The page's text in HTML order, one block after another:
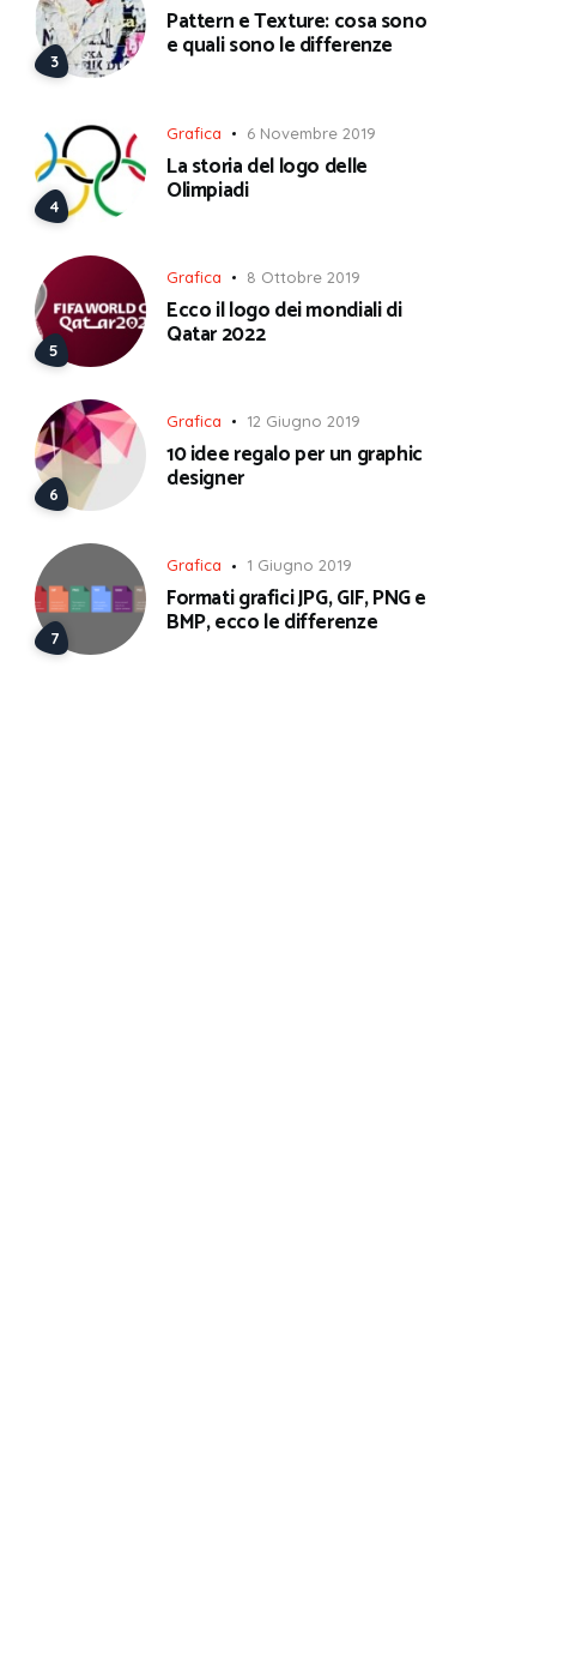
Pattern e Texture: cosa sono
e quali sono le differenze
Grafica 6 Novembre 2019
La storia del logo delle
Olimpiadi
Grafica 8 Ottobre 2019
Ecco il logo dei mondiali di
Qatar 2022
Grafica 12 Giugno 2019
10 idee regalo per un graphic
designer
Grafica 1 Giugno 2019
Formati grafici JPG, GIF, PNG e
BMP, ecco le differenze